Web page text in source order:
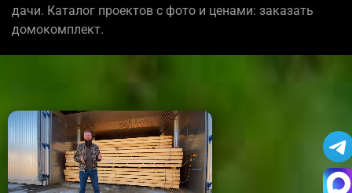
дачи. Каталог проектов с фото и ценами: заказать
домокомплект.